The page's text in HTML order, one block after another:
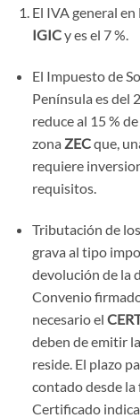
El IVA general en
IGICy es el 7 %.
El Impuesto de
Península es del
reduce al 15 %
zona ZECque,
requiere
requisitos.
Tributación de
grava al tipo
devolución de la
Convenio
necesario el
deben de emitir
reside. El plazo
contado desde la
Certificado